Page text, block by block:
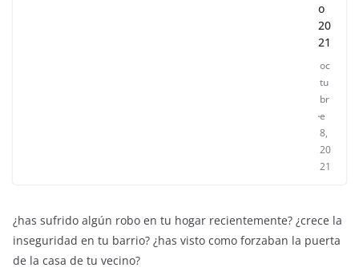
o
20
21
oc
tu
br
e
8,
20
21
¿has sufrido algún robo en tu hogar recientemente? ¿crece la
inseguridad en tu barrio? ¿has visto como forzaban la puerta
de la casa de tu vecino?